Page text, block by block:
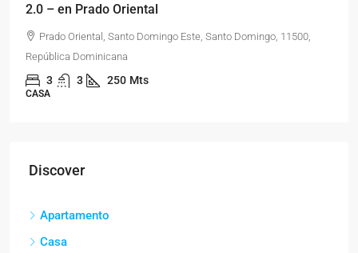
2.0 – en Prado Oriental
Prado Oriental, Santo Domingo Este, Santo Domingo, 11500,
República Dominicana
3 3 250 Mts
CASA
Discover
Apartamento
Casa